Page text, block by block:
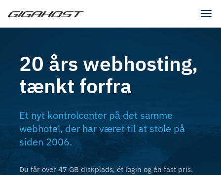
20 års webhosting,
tænkt forfra
Et nyt kontrolcenter på det samme
webhotel, der har været til at stole på
siden 2006.
Du får over 47 GB diskplads, ét login og én fast pris.